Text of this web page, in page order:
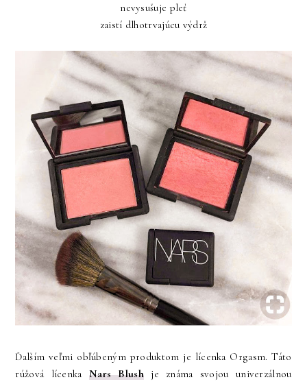
nevysušuje pleť
zaistí dlhotrvajúcu výdrž
Ďalším veľmi obľúbeným produktom je lícenka Orgasm. Táto
rúžová lícenka Nars Blushje známa svojou univerzálnou